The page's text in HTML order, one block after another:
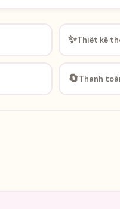
✨Thiết kế
🔄Thanh